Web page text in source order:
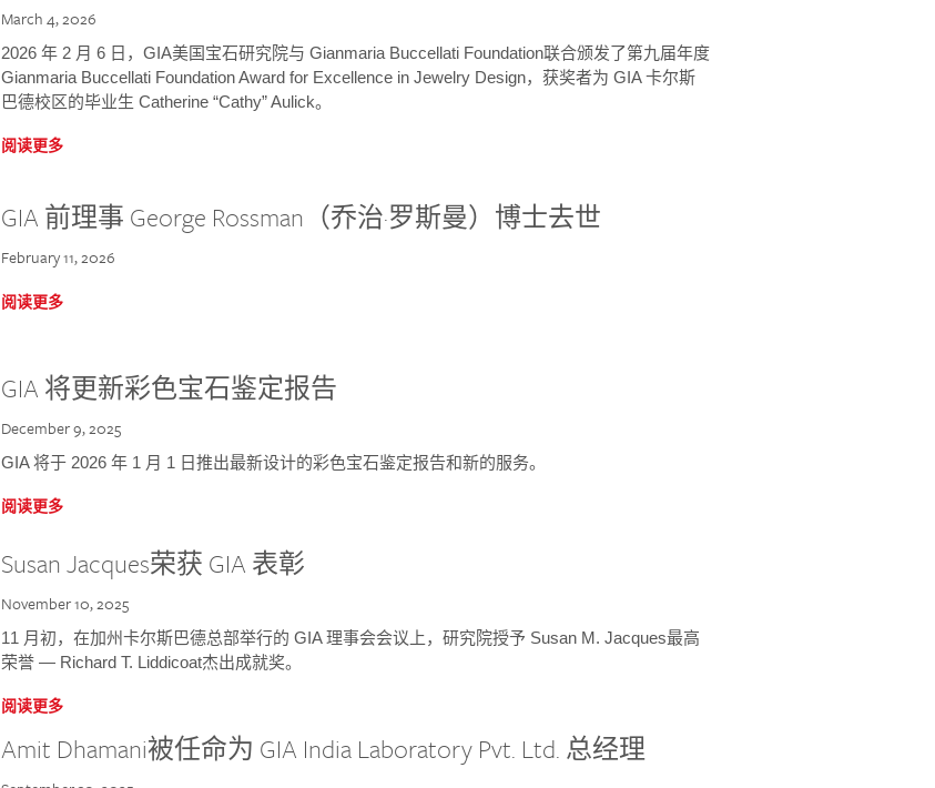
March 4, 2026
2026 年 2 月 6 日，GIA美国宝石研究院与 Gianmaria Buccellati Foundation联合颁发了第九届年度
Gianmaria Buccellati Foundation Award for Excellence in Jewelry Design，获奖者为 GIA 卡尔斯
巴德校区的毕业生 Catherine “Cathy” Aulick。
阅读更多
GIA 前理事 George Rossman（乔治·罗斯曼）博士去世
February 11, 2026
阅读更多
GIA 将更新彩色宝石鉴定报告
December 9, 2025
GIA 将于 2026 年 1 月 1 日推出最新设计的彩色宝石鉴定报告和新的服务。
阅读更多
Susan Jacques荣获 GIA 表彰
November 10, 2025
11 月初，在加州卡尔斯巴德总部举行的 GIA 理事会会议上，研究院授予 Susan M. Jacques最高
荣誉 — Richard T. Liddicoat杰出成就奖。
阅读更多
Amit Dhamani被任命为 GIA India Laboratory Pvt. Ltd. 总经理